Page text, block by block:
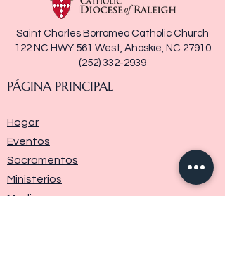
Saint Charles Borromeo Catholic Church
122 NC HWY 561 West, Ahoskie, NC 27910
(252) 332-2939
PÁGINA PRINCIPAL
Hogar
Eventos
Sacramentos
Ministerios
Media